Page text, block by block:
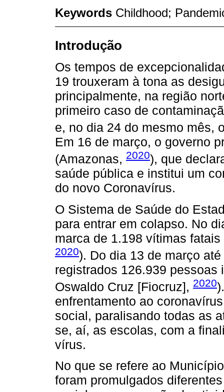
Keywords Childhood;
Introdução
Os tempos de
19 trouxeram à tona as
principalmente, na região
primeiro caso de
e, no dia 24 do mesmo mês,
Em 16 de março, o governo
(Amazonas, 2020), que
saúde pública e institui um
do novo Coronavírus.
O Sistema de Saúde do
para entrar em colapso. No
marca de 1.198 vítimas
2020). Do dia 13 de março
registrados 126.939
Oswaldo Cruz [Fiocruz], 2020
enfrentamento ao
social, paralisando todas as
se, aí, as escolas, com a
vírus.
No que se refere ao
foram promulgados